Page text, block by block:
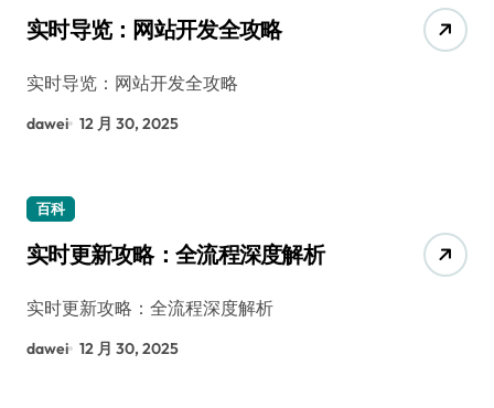
实时导览：网站开发全攻略
实时导览：网站开发全攻略
dawei 12 月 30, 2025
百科
实时更新攻略：全流程深度解析
实时更新攻略：全流程深度解析
dawei 12 月 30, 2025